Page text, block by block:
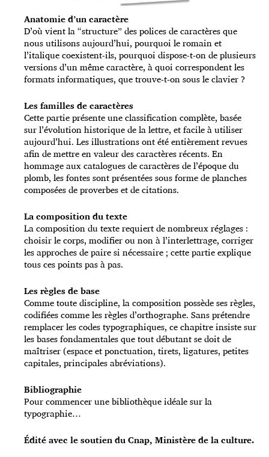
Anatomie d’un caractère
D’où vient la “structure” des polices de caractères que
nous utilisons aujourd’hui, pourquoi le romain et
l’italique coexistent-ils, pourquoi dispose-t-on de plusieurs
versions d’un même caractère, à quoi correspondent les
formats informatiques, que trouve-t-on sous le clavier ?
Les familles de caractères
Cette partie présente une classification complète, basée
sur l’évolution historique de la lettre, et facile à utiliser
aujourd’hui. Les illustrations ont été entièrement revues
afin de mettre en valeur des caractères récents. En
hommage aux catalogues de caractères de l’époque du
plomb, les fontes sont présentées sous forme de planches
composées de proverbes et de citations.
La composition du texte
La composition du texte requiert de nombreux réglages :
choisir le corps, modifier ou non à l’interlettrage, corriger
les approches de paire si nécessaire ; cette partie explique
tous ces points pas à pas.
Les règles de base
Comme toute discipline, la composition possède ses règles,
codifiées comme les règles d’orthographe. Sans prétendre
remplacer les codes typographiques, ce chapitre insiste sur
les bases fondamentales que tout débutant se doit de
maîtriser (espace et ponctuation, tirets, ligatures, petites
capitales, principales abréviations).
Bibliographie
Pour commencer une bibliothèque idéale sur la
typographie…
Édité avec le soutien du Cnap, Ministère de la culture.